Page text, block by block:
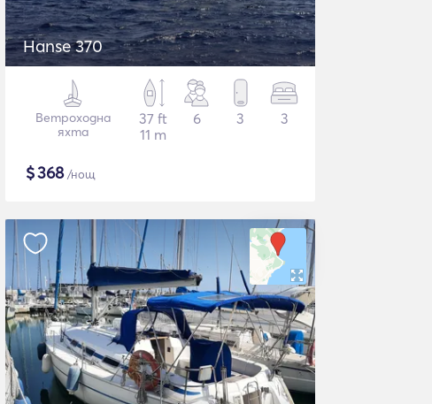
Hanse 370
Ветроходна
яхта
37 ft
11 m
6 3 3
$368/нощ